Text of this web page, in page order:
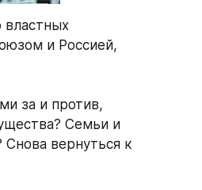
властных
и Россией,
за и против,
Семьи и
Снова вернуться к